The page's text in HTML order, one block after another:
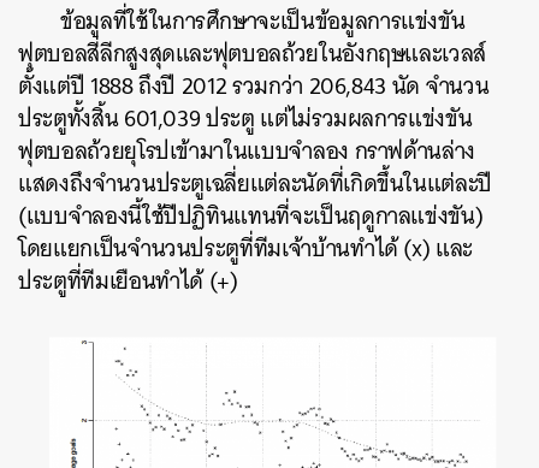
ข้อมูลที่ใช้ในการศึกษาจะเป็นข้อมูลการแข่งขัน
ฟุตบอลสี่ลีกสูงสุดและฟุตบอลถ้วยในอังกฤษและเวลส์
ตั้งแต่ปี 1888 ถึงปี 2012 รวมกว่า 206,843 นัด จำนวน
ประตูทั้งสิ้น 601,039 ประตู แต่ไม่รวมผลการแข่งขัน
ฟุตบอลถ้วยยุโรปเข้ามาในแบบจำลอง กราฟด้านล่าง
แสดงถึงจำนวนประตูเฉลี่ยแต่ละนัดที่เกิดขึ้นในแต่ละปี
(แบบจำลองนี้ใช้ปีปฏิทินแทนที่จะเป็นฤดูกาลแข่งขัน)
โดยแยกเป็นจำนวนประตูที่ทีมเจ้าบ้านทำได้ (x) และ
ประตูที่ทีมเยือนทำได้ (+)